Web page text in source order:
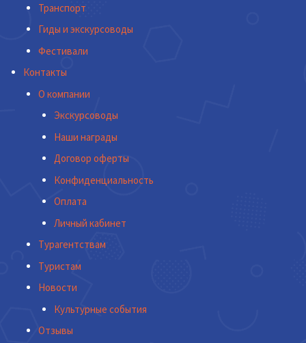
Транспорт
Гиды и экскурсоводы
Фестивали
Контакты
О компании
Экскурсоводы
Наши награды
Договор оферты
Конфиденциальность
Оплата
Личный кабинет
Турагентствам
Туристам
Новости
Культурные события
Отзывы